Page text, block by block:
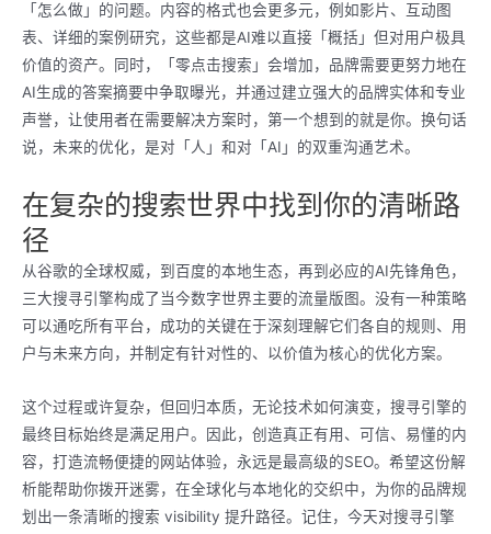
「怎么做」的问题。内容的格式也会更多元，例如影片、互动图
表、详细的案例研究，这些都是AI难以直接「概括」但对用户极具
价值的资产。同时，「零点击搜索」会增加，品牌需要更努力地在
AI生成的答案摘要中争取曝光，并通过建立强大的品牌实体和专业
声誉，让使用者在需要解决方案时，第一个想到的就是你。换句话
说，未来的优化，是对「人」和对「AI」的双重沟通艺术。
在复杂的搜索世界中找到你的清晰路
径
从谷歌的全球权威，到百度的本地生态，再到必应的AI先锋角色，
三大搜寻引擎构成了当今数字世界主要的流量版图。没有一种策略
可以通吃所有平台，成功的关键在于深刻理解它们各自的规则、用
户与未来方向，并制定有针对性的、以价值为核心的优化方案。
这个过程或许复杂，但回归本质，无论技术如何演变，搜寻引擎的
最终目标始终是满足用户。因此，创造真正有用、可信、易懂的内
容，打造流畅便捷的网站体验，永远是最高级的SEO。希望这份解
析能帮助你拨开迷雾，在全球化与本地化的交织中，为你的品牌规
划出一条清晰的搜索 visibility 提升路径。记住，今天对搜寻引擎